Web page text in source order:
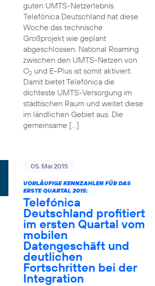
guten UMTS-Netzerlebnis.
Telefónica Deutschland hat diese
Woche das technische
Großprojekt wie geplant
abgeschlossen. National Roaming
zwischen den UMTS-Netzen von
O2und E-Plus ist somit aktiviert.
Damit bietet Telefónica die
dichteste UMTS-Versorgung im
städtischen Raum und weitet diese
im ländlichen Gebiet aus. Die
gemeinsame […]
05. Mai 2015
VORLÄUFIGE KENNZAHLEN FÜR DAS
ERSTE QUARTAL 2015:
Telefónica
Deutschland profitiert
im ersten Quartal vom
mobilen
Datengeschäft und
deutlichen
Fortschritten bei der
Integration